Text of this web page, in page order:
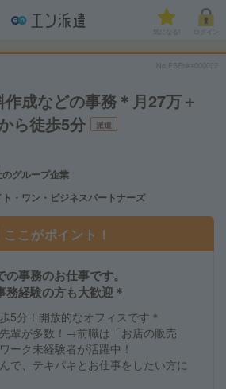
気になる!
成などの事務＊月27万＋
ら徒歩5分
派遣
グループ企業
・ワン・ビジネスパートナーズ
ここがポイント！
事務のお仕事です。
経験の方も大歓迎＊
5分！開放的なオフィスです＊
輩が多数！→前職は「お店の販売
ーク未経験者が活躍中！
で、テキパキとお仕事をしたい方に